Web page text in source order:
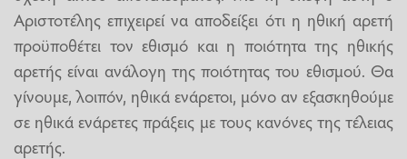
Αριστοτέλης επιχειρεί να αποδείξει ότι η ηθική αρετή
προϋποθέτει τον εθισμό και η ποιότητα της ηθικής
αρετής είναι ανάλογη της ποιότητας του εθισμού. Θα
γίνουμε, λοιπόν, ηθικά ενάρετοι, μόνο αν εξασκηθούμε
σε ηθικά ενάρετες πράξεις με τους κανόνες της τέλειας
αρετής.